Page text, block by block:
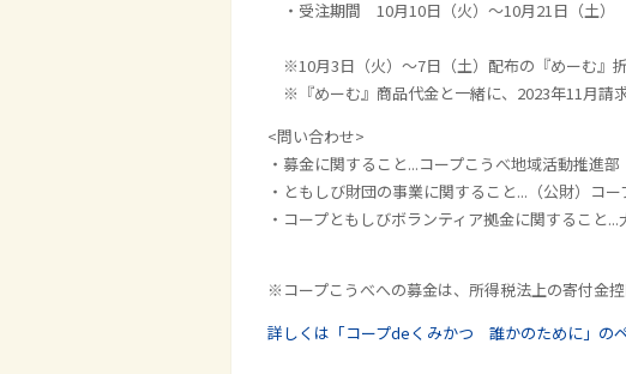
・受注期間 10月10日（火）～10月21日（土）
※10月3日（火）～7日（土）配布の『めーむ』
※『めーむ』商品代金と一緒に、2023年11月請
<問い合わせ>
・募金に関すること...コープこうべ地域活動推進
・ともしび財団の事業に関すること...（公財）コ
・コープともしびボランティア拠金に関すること
※コープこうべへの募金は、所得税法上の寄付金
詳しくは「コープdeくみかつ 誰かのために」の